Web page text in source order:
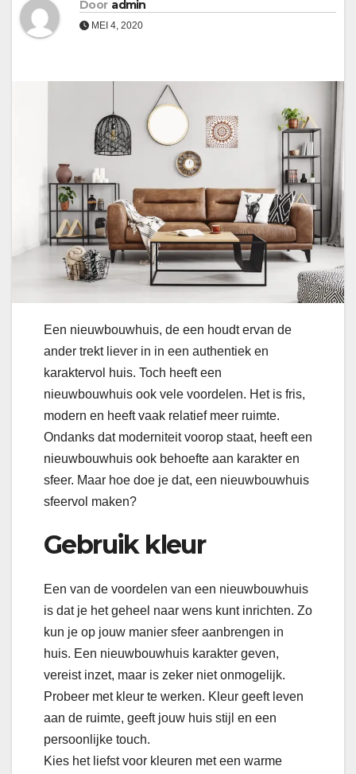
Door admin
MEI 4, 2020
Een nieuwbouwhuis, de een houdt ervan de
ander trekt liever in in een authentiek en
karaktervol huis. Toch heeft een
nieuwbouwhuis ook vele voordelen. Het is fris,
modern en heeft vaak relatief meer ruimte.
Ondanks dat moderniteit voorop staat, heeft een
nieuwbouwhuis ook behoefte aan karakter en
sfeer. Maar hoe doe je dat, een nieuwbouwhuis
sfeervol maken?
Gebruik kleur
Een van de voordelen van een nieuwbouwhuis
is dat je het geheel naar wens kunt inrichten. Zo
kun je op jouw manier sfeer aanbrengen in
huis. Een nieuwbouwhuis karakter geven,
vereist inzet, maar is zeker niet onmogelijk.
Probeer met kleur te werken. Kleur geeft leven
aan de ruimte, geeft jouw huis stijl en een
persoonlijke touch.
Kies het liefst voor kleuren met een warme